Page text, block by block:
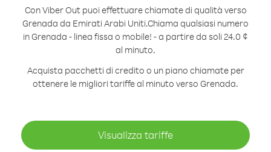
Con Viber Out puoi effettuare chiamate di qualità verso
Grenada da Emirati Arabi Uniti.Chiama qualsiasi numero
in Grenada - linea fissa o mobile! - a partire da soli 24.0 ¢
al minuto.
Acquista pacchetti di credito o un piano chiamate per
ottenere le migliori tariffe al minuto verso Grenada.
Visualizza tariffe